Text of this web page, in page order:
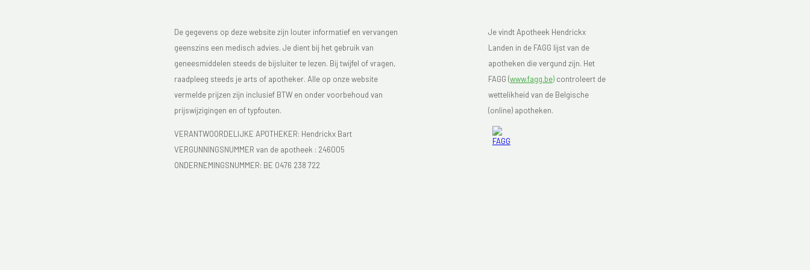
De gegevens op deze website zijn louter informatief en vervangen
geenszins een medisch advies. Je dient bij het gebruik van
geneesmiddelen steeds de bijsluiter te lezen. Bij twijfel of vragen,
raadpleeg steeds je arts of apotheker. Alle op onze website
vermelde prijzen zijn inclusief BTW en onder voorbehoud van
prijswijzigingen en of typfouten.
VERANTWOORDELIJKE APOTHEKER: Hendrickx Bart
VERGUNNINGSNUMMER van de apotheek : 246005
ONDERNEMINGSNUMMER: BE 0476 238 722
Je vindt Apotheek Hendrickx
Landen in de FAGG lijst van de
apotheken die vergund zijn. Het
FAGG (www.fagg.be)controleert de
wettelikheid van de Belgische
(online) apotheken.